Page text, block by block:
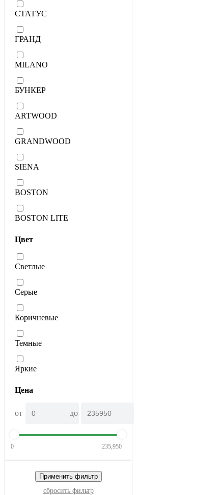
СТАТУС
ГРАНД
MILANO
БУНКЕР
ARTWOOD
GRANDWOOD
SIENA
BOSTON
BOSTON LITE
Цвет
Светлые
Серые
Коричневые
Темные
Яркие
Цена
от до
0 235,950
Применить фильтр
сбросить фильтр